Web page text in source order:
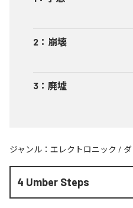
2 ： 崩壊
3 ： 廃墟
ジャンル： エレクトロニック /
4 Umber Steps